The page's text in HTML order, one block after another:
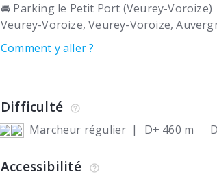
🚘 Parking le Petit Port (Veurey-Voroize)
Veurey-Voroize Veurey-Voroize
Comment y aller ?
Difficulté
Marcheur régulier | D+ 460 m
Accessibilité